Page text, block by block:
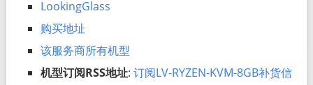
LookingGlass
购买地址
该服务商所有机型
机型订阅RSS地址: 订阅LV-RYZEN-KVM-8GB补货信